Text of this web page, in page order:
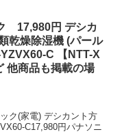
17,980円 デシカ
乾燥除湿機 (パール
C 【NTT-X
他商品も掲載の場
ク(家電) デシカント方
C17,980円パナソニ